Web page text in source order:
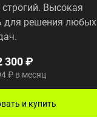
Высокая
для решения любых
300 ₽
₽ в месяц
и купить